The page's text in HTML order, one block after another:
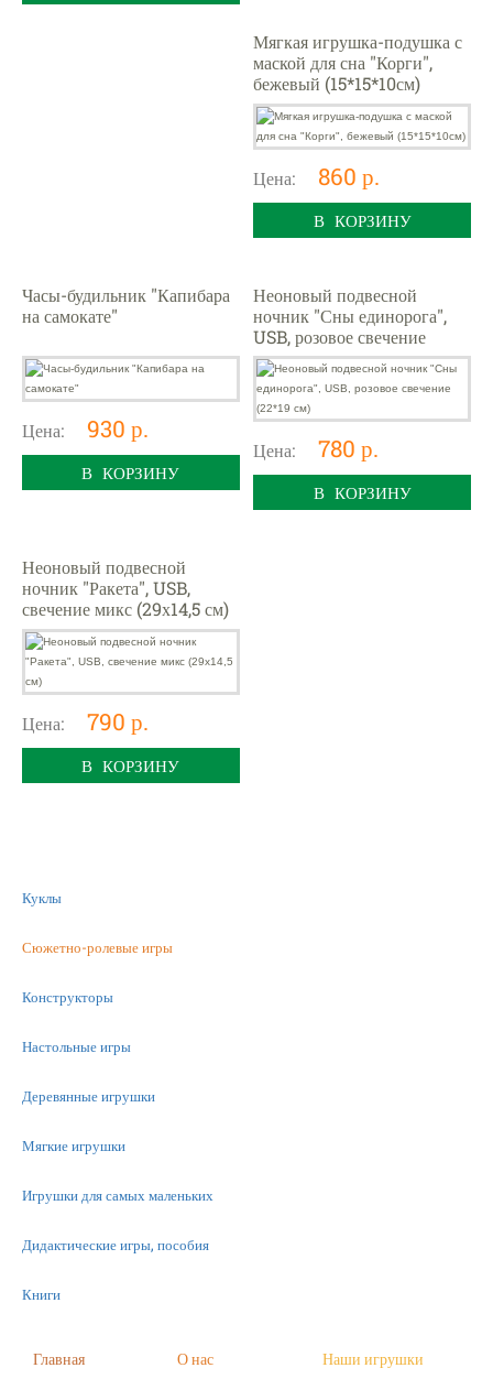
Мягкая игрушка-подушка с
маской для сна "Корги",
бежевый (15*15*10см)
Цена: 860 р.
В КОРЗИНУ
Часы-будильник "Капибара
на самокате"
Цена: 930 р.
В КОРЗИНУ
Неоновый подвесной
ночник "Сны единорога",
USB, розовое свечение
(22*19 см)
Цена: 780 р.
В КОРЗИНУ
Неоновый подвесной
ночник "Ракета", USB,
свечение микс (29х14,5 см)
Цена: 790 р.
В КОРЗИНУ
Куклы
Сюжетно-ролевые игры
Конструкторы
Настольные игры
Деревянные игрушки
Мягкие игрушки
Игрушки для самых маленьких
Дидактические игры, пособия
Книги
Главная О нас Наши игрушки